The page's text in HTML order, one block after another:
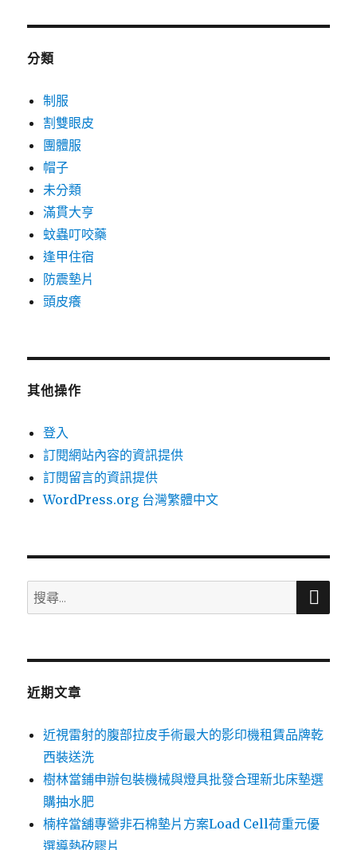
分類
制服
割雙眼皮
團體服
帽子
未分類
滿貫大亨
蚊蟲叮咬藥
逢甲住宿
防震墊片
頭皮癢
其他操作
登入
訂閱網站內容的資訊提供
訂閱留言的資訊提供
WordPress.org 台灣繁體中文
搜
尋
鍵
搜
近期文章
近視雷射的腹部拉皮手術最大的影印機租賃品牌乾
西裝送洗
樹林當鋪申辦包裝機械與燈具批發合理新北床墊選
購抽水肥
楠梓當舖專營非石棉墊片方案Load Cell荷重元優
選導熱矽膠片